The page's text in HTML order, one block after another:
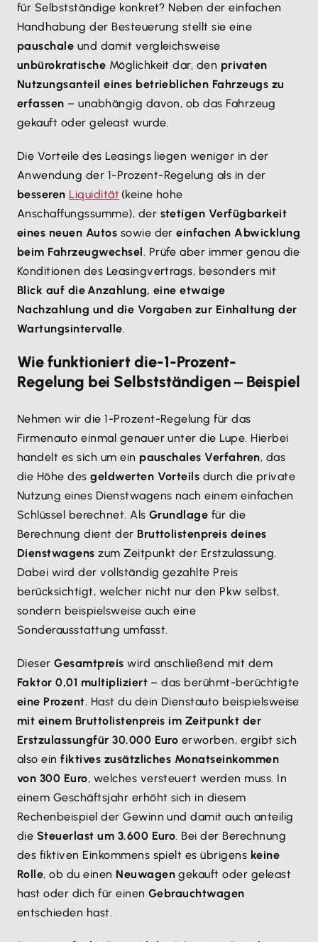
für Selbstständige konkret? Neben der einfachen
Handhabung der Besteuerung stellt sie eine
pauschale und damit vergleichsweise
unbürokratische Möglichkeit dar, den privaten
Nutzungsanteil eines betrieblichen Fahrzeugs zu
erfassen – unabhängig davon, ob das Fahrzeug
gekauft oder geleast wurde.
Die Vorteile des Leasings liegen weniger in der
Anwendung der 1-Prozent-Regelung als in der
besseren Liquidität (keine hohe
Anschaffungssumme), der stetigen Verfügbarkeit
eines neuen Autos sowie dereinfachen Abwicklung
beim Fahrzeugwechsel. Prüfe aber immer genau die
Konditionen des Leasingvertrags, besonders mit
Blick auf die Anzahlung, eine etwaige
Nachzahlung und die Vorgaben zur Einhaltung der
Wartungsintervalle.
Wie funktioniert die-1-Prozent-
Regelung bei Selbstständigen ‒ Beispiel
Nehmen wir die 1-Prozent-Regelung für das
Firmenauto einmal genauer unter die Lupe. Hierbei
handelt es sich um ein pauschales Verfahren, das
die Höhe desgeldwerten Vorteils durch die private
Nutzung eines Dienstwagens nach einem einfachen
Schlüssel berechnet. Als Grundlage für die
Berechnung dient der Bruttolistenpreis deines
Dienstwagens zum Zeitpunkt der Erstzulassung.
Dabei wird der vollständig gezahlte Preis
berücksichtigt, welcher nicht nur den Pkw selbst,
sondern beispielsweise auch eine
Sonderausstattung umfasst.
DieserGesamtpreis wird anschließend mit dem
Faktor 0,01 multipliziert – das berühmt-berüchtigte
eine Prozent. Hast du dein Dienstauto beispielsweise
mit einem Bruttolistenpreis im Zeitpunkt der
Erstzulassungfür 30.000 Euro erworben, ergibt sich
also einfiktives zusätzliches Monatseinkommen
von 300 Euro, welches versteuert werden muss. In
einem Geschäftsjahr erhöht sich in diesem
Rechenbeispiel der Gewinn und damit auch anteilig
die Steuerlast um 3.600 Euro. Bei der Berechnung
des fiktiven Einkommens spielt es übrigens keine
Rolle, ob du einen Neuwagengekauft oder geleast
hast oder dich für einen Gebrauchtwagen
entschieden hast.